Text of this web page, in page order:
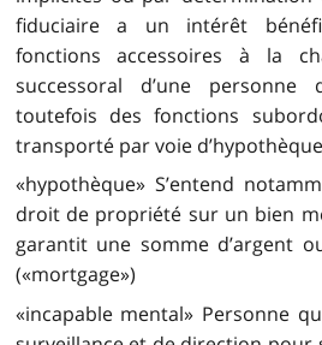
fiduciaire a un intérêt
fonctions accessoires à la
successoral d’une personne
toutefois des fonctions
transporté par voie
«hypothèque» S’entend
droit de propriété sur un bien
garantit une somme d’argent
(«mortgage»)
«incapable mental» Personne